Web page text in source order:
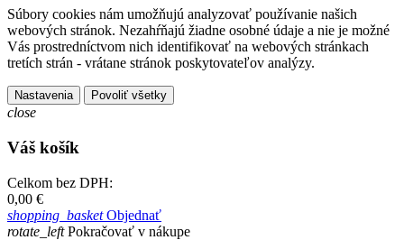
Súbory cookies nám umožňujú analyzovať používanie našich
webových stránok. Nezahŕňajú žiadne osobné údaje a nie je možné
Vás prostredníctvom nich identifikovať na webových stránkach
tretích strán - vrátane stránok poskytovateľov analýzy.
Nastavenia Povoliť všetky
close
Váš košík
Celkom bez DPH:
0,00 €
shopping_basketObjednať
rotate_leftPokračovať v nákupe